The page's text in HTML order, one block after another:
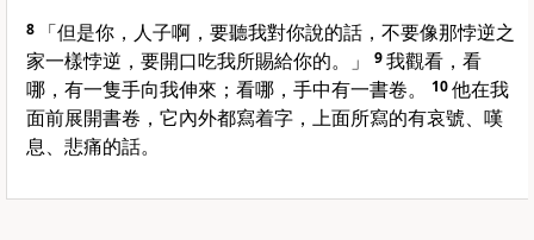
8
「但是你，人子啊，要聽我對你說的話，不要像那悖逆之
家一樣悖逆，要開口吃我所賜給你的。」
9我觀看，看
哪，有一隻手向我伸來；看哪，手中有一書卷。
10他在我
面前展開書卷，它內外都寫着字，上面所寫的有哀號、嘆
息、悲痛的話。